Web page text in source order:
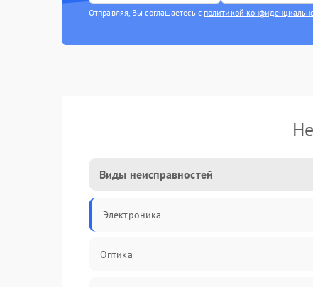
Отправляя, Вы соглашаетесь с политикой
Виды неисправностей
Электроника
Оптика